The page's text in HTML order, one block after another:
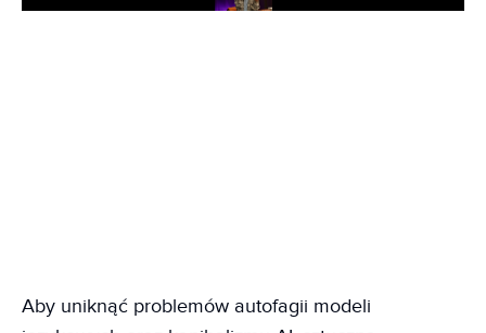
Aby uniknąć problemów autofagii modeli